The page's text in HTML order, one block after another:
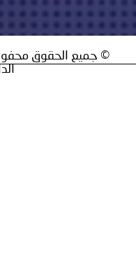
جميع الحقوق محفوظة